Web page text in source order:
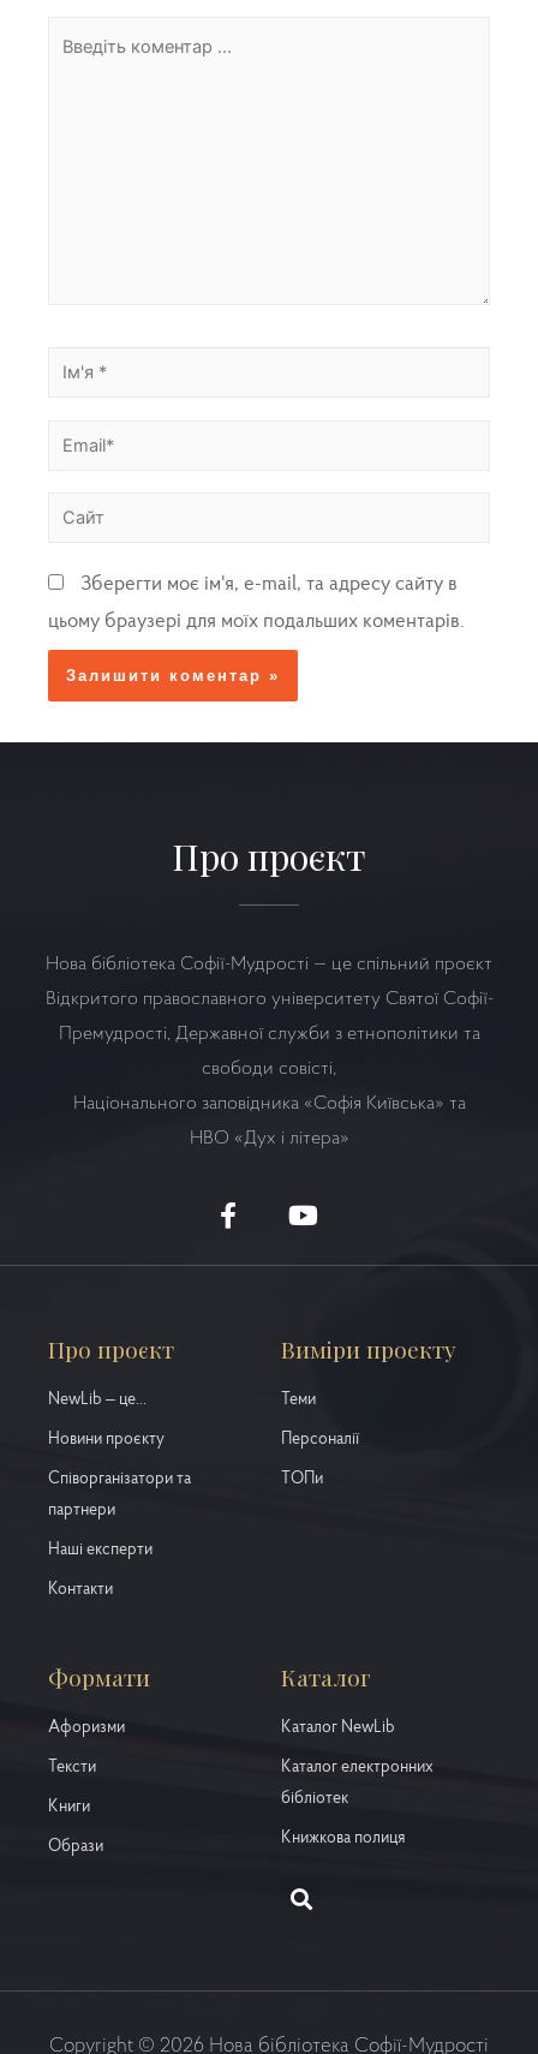
Зберегти моє ім'я, e-mail, та адресу сайту в
цьому браузері для моїх подальших коментарів.
Про проєкт
Нова бібліотека Софії-Мудрості — це спільний проєкт
Відкритого православного університету Святої Софії-
Премудрості, Державної служби з етнополітики та
свободи совісті,
Національного заповідника «Софія Київська» та
НВО «Дух і літера»
Про проєкт
NewLib – це...
Новини проєкту
Співорганізатори та
партнери
Наші експерти
Контакти
Виміри проекту
Теми
Персоналії
ТОПи
Формати
Афоризми
Тексти
Книги
Образи
Каталог
Каталог NewLib
Каталог електронних
бібліотек
Книжкова полиця
Copyright © 2026 Нова бібліотека Софії-Мудрості